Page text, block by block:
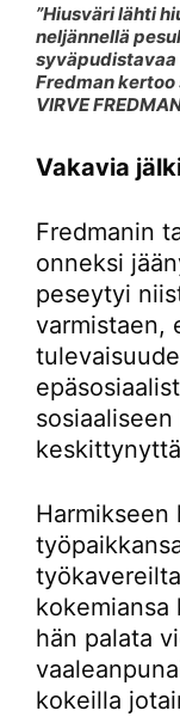
”Hiusväri lähti
neljännellä
syväpudistavaa
Fredman kertoo
VIRVE
Vakavia
Fredmanin
onneksi
peseytyi
varmistaen,
Harmikseen
kokemiansa
hän palata
kokeilla